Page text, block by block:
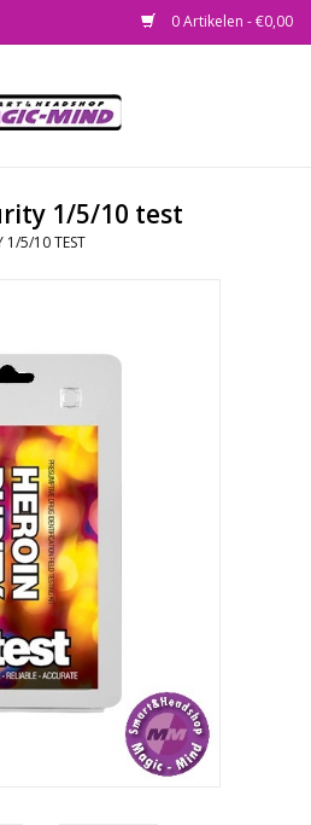
0 Artikelen - €0,00
1/5/10 test
1/5/10 TEST